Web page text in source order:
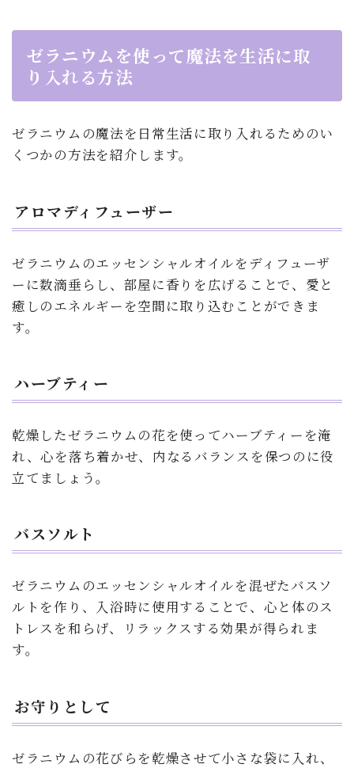
ゼラニウムを使って魔法を生活に取
り入れる方法
ゼラニウムの魔法を日常生活に取り入れるためのい
くつかの方法を紹介します。
アロマディフューザー
ゼラニウムのエッセンシャルオイルをディフューザ
ーに数滴垂らし、部屋に香りを広げることで、愛と
癒しのエネルギーを空間に取り込むことができま
す。
ハーブティー
乾燥したゼラニウムの花を使ってハーブティーを淹
れ、心を落ち着かせ、内なるバランスを保つのに役
立てましょう。
バスソルト
ゼラニウムのエッセンシャルオイルを混ぜたバスソ
ルトを作り、入浴時に使用することで、心と体のス
トレスを和らげ、リラックスする効果が得られま
す。
お守りとして
ゼラニウムの花びらを乾燥させて小さな袋に入れ、